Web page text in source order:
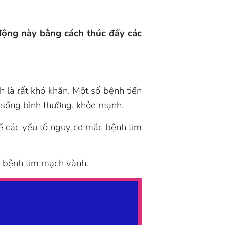
này bằng cách thúc đẩy các
là rất khó khăn. Một số bệnh tiến
bình thường, khỏe mạnh.
các yếu tố nguy cơ mắc bệnh tim
tim mạch vành.